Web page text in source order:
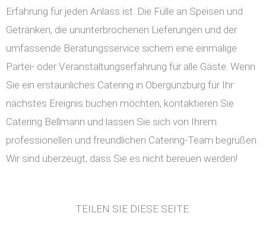
Erfahrung für jeden Anlass ist. Die Fülle an Speisen und
Getränken, die ununterbrochenen Lieferungen und der
umfassende Beratungsservice sichern eine einmalige
Partei- oder Veranstaltungserfahrung für alle Gäste. Wenn
Sie ein erstaunliches Catering in Obergünzburg für Ihr
nächstes Ereignis buchen möchten, kontaktieren Sie
Catering Bellmann und lassen Sie sich von Ihrem
professionellen und freundlichen Catering-Team begrüßen.
Wir sind überzeugt, dass Sie es nicht bereuen werden!
TEILEN SIE DIESE SEITE: